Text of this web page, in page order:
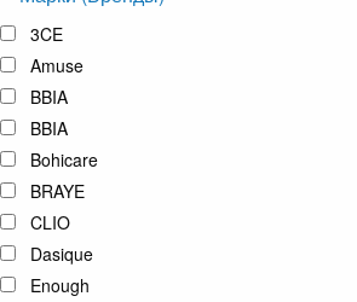
3CE
Amuse
BBIA
BBIA
Bohicare
BRAYE
CLIO
Dasique
Enough